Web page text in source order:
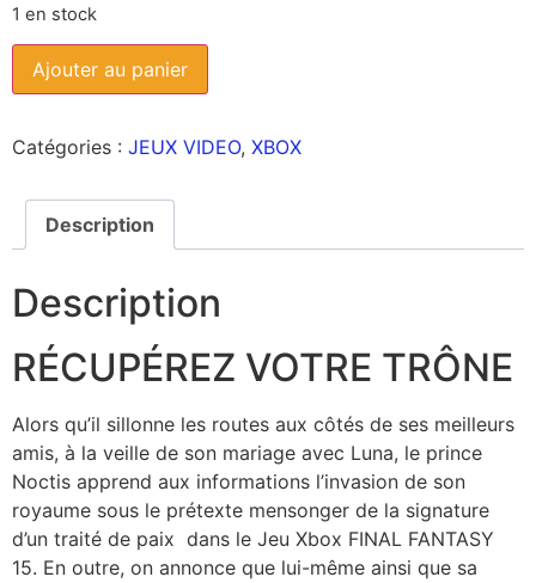
1 en stock
Ajouter au panier
Catégories : JEUX VIDEO, XBOX
Description
Description
RÉCUPÉREZ VOTRE TRÔNE
Alors qu’il sillonne les routes aux côtés de ses meilleurs
amis, à la veille de son mariage avec Luna, le prince
Noctis apprend aux informations l’invasion de son
royaume sous le prétexte mensonger de la signature
d’un traité de paix dans le Jeu Xbox FINAL FANTASY
15. En outre, on annonce que lui-même ainsi que sa